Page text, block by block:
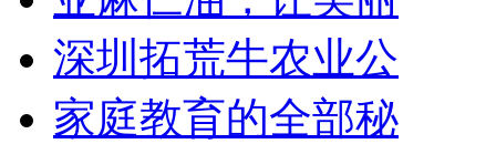
深圳拓荒牛农业公
家庭教育的全部秘